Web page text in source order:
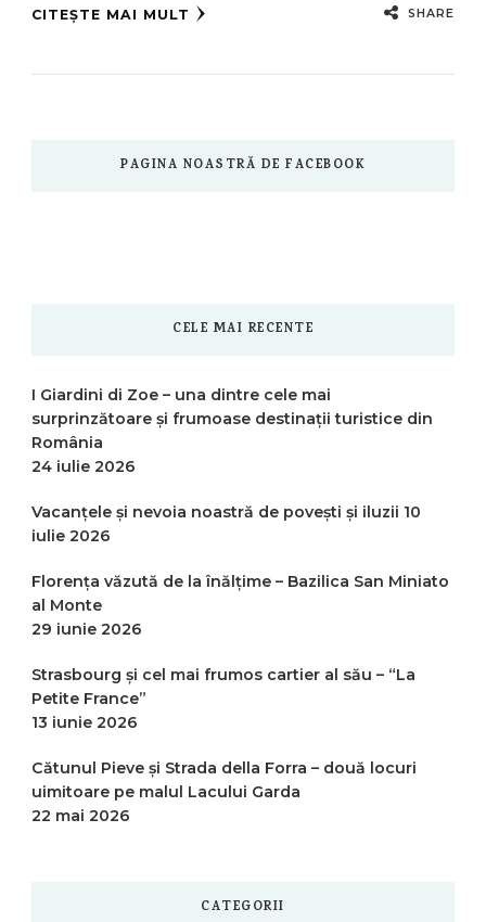
CITEȘTE MAI MULT SHARE
PAGINA NOASTRĂ DE FACEBOOK
CELE MAI RECENTE
I Giardini di Zoe – una dintre cele mai
surprinzătoare și frumoase destinații turistice din
România
24 iulie 2026
Vacanțele și nevoia noastră de povești și iluzii 10
iulie 2026
Florența văzută de la înălțime – Bazilica San Miniato
al Monte
29 iunie 2026
Strasbourg și cel mai frumos cartier al său – “La
Petite France”
13 iunie 2026
Cătunul Pieve și Strada della Forra – două locuri
uimitoare pe malul Lacului Garda
22 mai 2026
CATEGORII